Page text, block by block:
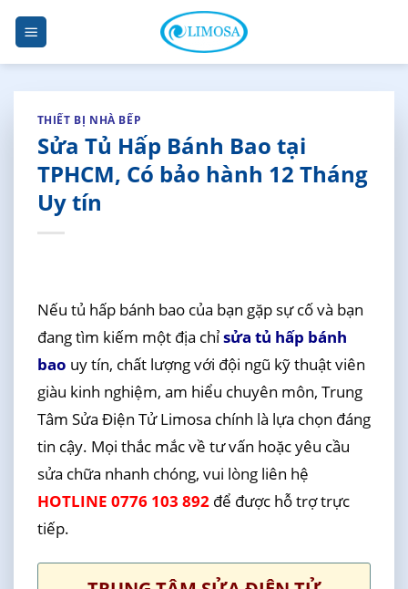
Skip
content
THIẾT BỊ NHÀ BẾP
Sửa Tủ Hấp Bánh Bao tại
TPHCM, Có bảo hành 12 Tháng
Uy tín
Nếu tủ hấp bánh bao của bạn gặp sự cố và bạn
đang tìm kiếm một địa chỉsửa tủ hấp bánh
bao uy tín, chất lượng với đội ngũ kỹ thuật viên
giàu kinh nghiệm, am hiểu chuyên môn, Trung
Tâm Sửa Điện Tử Limosa chính là lựa chọn đáng
tin cậy. Mọi thắc mắc về tư vấn hoặc yêu cầu
sửa chữa nhanh chóng, vui lòng liên hệ
HOTLINE 0776 103 892để được hỗ trợ trực
tiếp.